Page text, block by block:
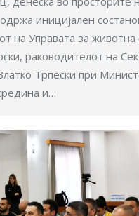
иницијален
на Управата за животна
раководителот на
Трпески при
и…